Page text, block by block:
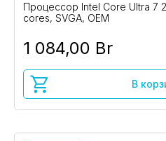
Процессор Intel Core Ultra 7
cores, SVGA, OEM
1 084,00 Br
В